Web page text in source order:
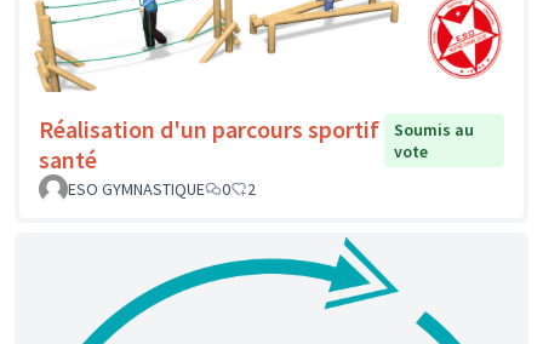
Réalisation d'un parcours sportif
santé
Soumis au
vote
ESO GYMNASTIQUE
0 2